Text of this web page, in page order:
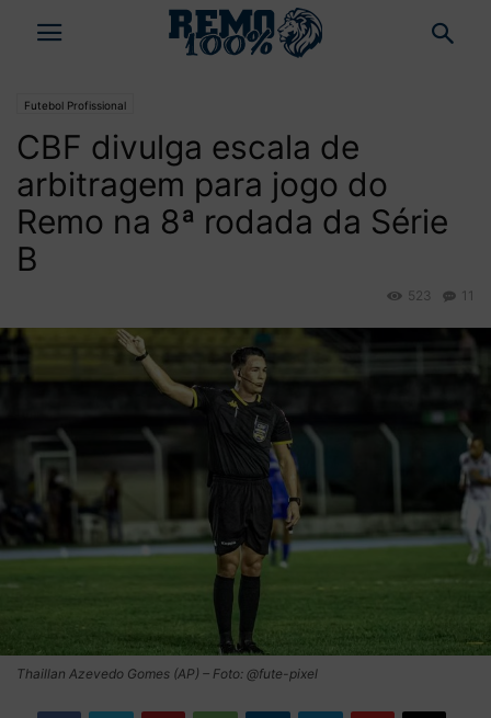
Futebol Profissional
CBF divulga escala de
arbitragem para jogo do
Remo na 8ª rodada da Série
B
11
523
Thaillan Azevedo Gomes (AP) – Foto: @fute-pixel